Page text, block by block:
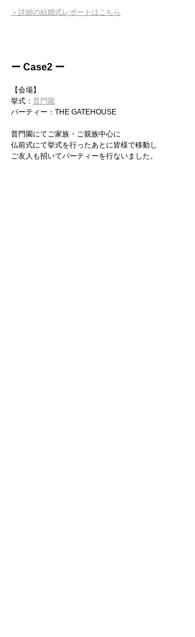
＞詳細の結婚式レポートはこちら
ー Case2 ー
【会場】
挙式： 普門園
パーティー：THE GATEHOUSE
普門園にてご家族・ご親族中心に
仏前式にて挙式を行ったあとに皆様で移動し
ご友人も招いてパーティーを行ないました。